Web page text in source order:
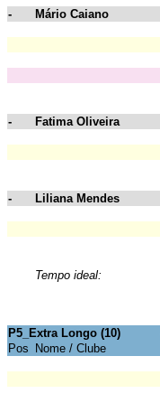
- Mário Caiano
- Fatima Oliveira
- Liliana Mendes
Tempo ideal:
P5_Extra Longo (10)
Pos
Nome / Clube